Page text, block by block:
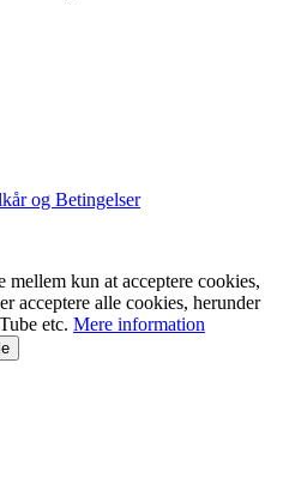
og Betingelser
kun at acceptere cookies,
acceptere alle cookies, herunder
etc. Mere information